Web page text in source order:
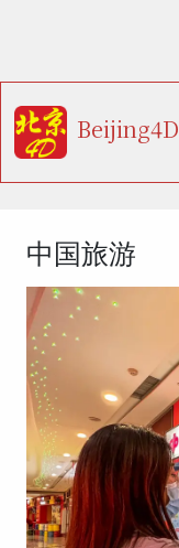
Beijing4D
中国旅游